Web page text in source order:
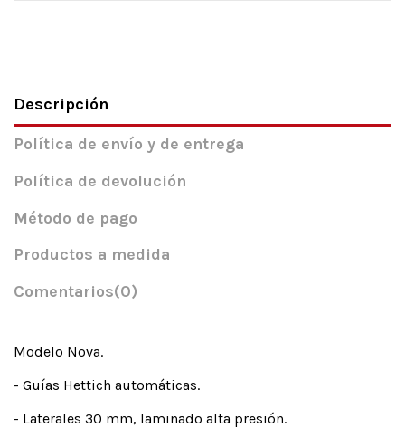
Descripción
Política de envío y de entrega
Política de devolución
Método de pago
Productos a medida
Comentarios(0)
Modelo Nova.
- Guías Hettich automáticas.
- Laterales 30 mm, laminado alta presión.